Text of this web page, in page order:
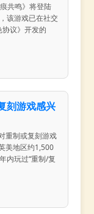
共鸣》将登陆
该游戏已在社交
议》开发的
刻游戏感兴
重制或复刻游戏
美地区约1,500
内玩过“重制/复